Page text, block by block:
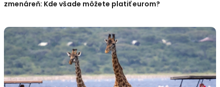
zmenáreň: Kde všade môžete platiť eurom?